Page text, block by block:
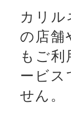
カリル
の店舗
もご
ービス
せん。